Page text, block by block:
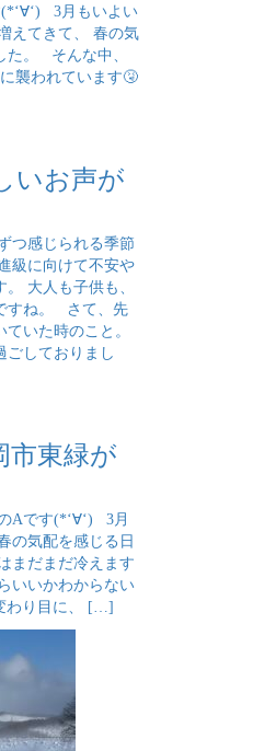
3月もいよい
えてきて、 春の気
た。 そんな中、
襲われています🤧
いお声が
つ感じられる季節
級に向けて不安や
大人も子供も、
すね。 さて、先
いた時のこと。
ごしておりまし
市東緑が
Aです(*‘∀‘) 3月
の気配を感じる日
まだまだ冷えます
いいかわからない
わり目に、 […]